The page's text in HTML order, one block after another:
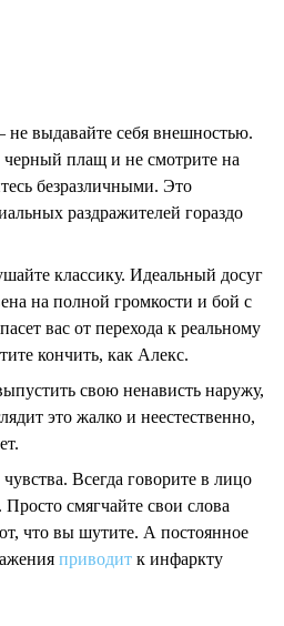
не выдавайте себя внешностью.
плащ и не смотрите на
безразличными. Это
раздражителей гораздо
классику. Идеальный досуг
на полной громкости и бой с
вас от перехода к реальному
кончить, как Алекс.
свою ненависть наружу,
это жалко и неестественно,
Всегда говорите в лицо
смягчайте свои слова
что вы шутите. А постоянное
приводит к инфаркту